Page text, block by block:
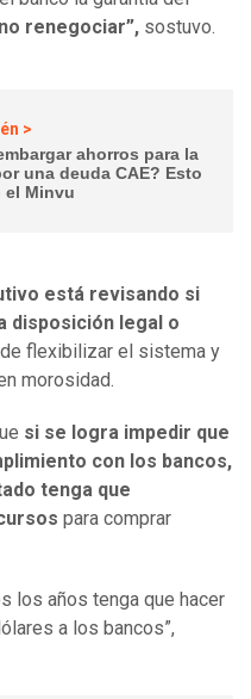
renegociar”, sostuvo.
>
ahorros para la
una deuda CAE? Esto
el Minvu
está revisando si
disposición legal o
flexibilizar el sistema y
morosidad.
si se logra impedir que
con los bancos,
tenga que
para comprar
los años tenga que hacer
a los bancos”,